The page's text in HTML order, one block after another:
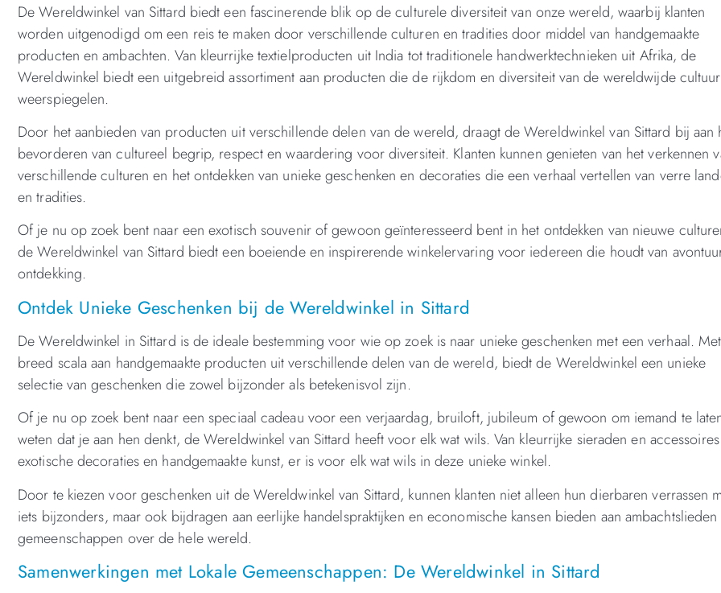
De Wereldwinkel van Sittard biedt een fascinerende blik op de culturele diversiteit van onze wereld, waarbij klanten
worden uitgenodigd om een reis te maken door verschillende culturen en tradities door middel van handgemaakte
producten en ambachten. Van kleurrijke textielproducten uit India tot traditionele handwerktechnieken uit Afrika, de
Wereldwinkel biedt een uitgebreid assortiment aan producten die de rijkdom en diversiteit van de wereldwijde cultuur
weerspiegelen.
Door het aanbieden van producten uit verschillende delen van de wereld, draagt de Wereldwinkel van Sittard bij aan
bevorderen van cultureel begrip, respect en waardering voor diversiteit. Klanten kunnen genieten van het verkennen
verschillende culturen en het ontdekken van unieke geschenken en decoraties die een verhaal vertellen van verre
en tradities.
Of je nu op zoek bent naar een exotisch souvenir of gewoon geïnteresseerd bent in het ontdekken van nieuwe
de Wereldwinkel van Sittard biedt een boeiende en inspirerende winkelervaring voor iedereen die houdt van
ontdekking.
Ontdek Unieke Geschenken bij de Wereldwinkel in Sittard
De Wereldwinkel in Sittard is de ideale bestemming voor wie op zoek is naar unieke geschenken met een verhaal.
breed scala aan handgemaakte producten uit verschillende delen van de wereld, biedt de Wereldwinkel een unieke
selectie van geschenken die zowel bijzonder als betekenisvol zijn.
Of je nu op zoek bent naar een speciaal cadeau voor een verjaardag, bruiloft, jubileum of gewoon om iemand te
weten dat je aan hen denkt, de Wereldwinkel van Sittard heeft voor elk wat wils. Van kleurrijke sieraden en
exotische decoraties en handgemaakte kunst, er is voor elk wat wils in deze unieke winkel.
Door te kiezen voor geschenken uit de Wereldwinkel van Sittard, kunnen klanten niet alleen hun dierbaren verrassen
iets bijzonders, maar ook bijdragen aan eerlijke handelspraktijken en economische kansen bieden aan
gemeenschappen over de hele wereld.
Samenwerkingen met Lokale Gemeenschappen: De Wereldwinkel in Sittard